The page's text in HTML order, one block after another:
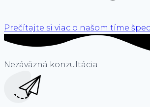
Prečítajte si viac o našom tíme
Nezáväzná konzultácia